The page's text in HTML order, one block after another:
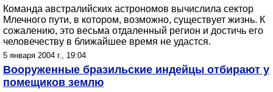
Команда австралийских астрономов вычислила сектор
Млечного пути, в котором, возможно, существует жизнь. К
сожалению, это весьма отдаленный регион и достичь его
человечеству в ближайшее время не удастся.
5 января 2004 г., 19:04
Вооруженные бразильские индейцы отбирают у
помещиков землю